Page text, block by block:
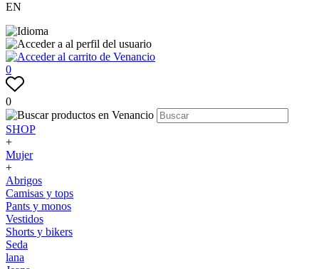
EN
0
0
SHOP
+
Mujer
+
Abrigos
Camisas y tops
Pants y monos
Vestidos
Shorts y bikers
Seda
lana